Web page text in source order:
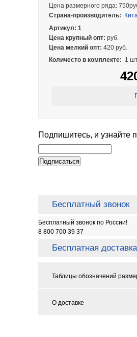
Цена размерного ряда:
Страна-производитель:
Артикул: 1
Цена крупный опт: руб.
Цена мелкий опт: 420 руб.
Количесто в комплекте: 1
Подпишитесь, и узнайте
Бесплатный звонок
Бесплатный звонок по России!
8 800 700 39 37
Бесплатная доставка
Таблицы обозначений
О доставке